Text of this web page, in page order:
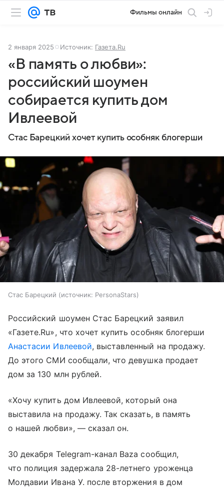
Фильмы онлайн
2 января 2025 Источник: Газета.Ru
«В память о любви»:
российский шоумен
собирается купить дом
Ивлеевой
Стас Барецкий хочет купить особняк блогерши
Стас Барецкий источник: PersonaStars
Российский шоумен Стас Барецкий заявил
«Газете.Ru», что хочет купить особняк блогерши
Анастасии Ивлеевой, выставленный на продажу.
До этого СМИ сообщали, что девушка продает
дом за 130 млн рублей.
«Хочу купить дом Ивлеевой, который она
выставила на продажу. Так сказать, в память
о нашей любви», — сказал он.
30 декабря Telegram-канал Baza сообщил,
что полиция задержала 28-летнего уроженца
Молдавии Ивана У. после вторжения в дом